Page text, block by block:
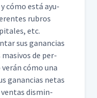
cómo está ayu­
rubros
etc.
sus ganan­cias
masivos de per­
cómo una
ganan­cias netas
ven­tas dis­min­